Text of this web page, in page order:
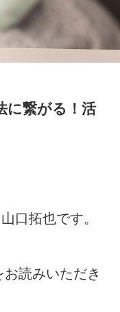
に繋がる！活
拓也です。
読みいただき